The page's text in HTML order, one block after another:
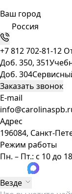
Ваш город
Россия
+7 812 702-81-12
Доб. 350, 351
Доб. 304
Заказать звонок
E-mail
Адрес
196084, Санкт-
Режим работы
Пн. – Пт.: с 10 до 18
Везде